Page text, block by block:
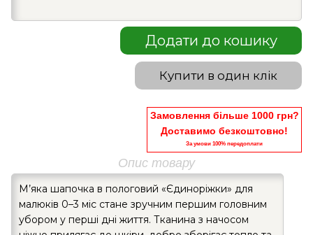
Додати до кошику
Купити в один клік
Замовлення більше 1000 грн?
Доставимо безкоштовно!
За умови 100% передоплати
Опис товару
М’яка шапочка в пологовий «Єдиноріжки» для
малюків 0–3 міс стане зручним першим головним
убором у перші дні життя. Тканина з начосом